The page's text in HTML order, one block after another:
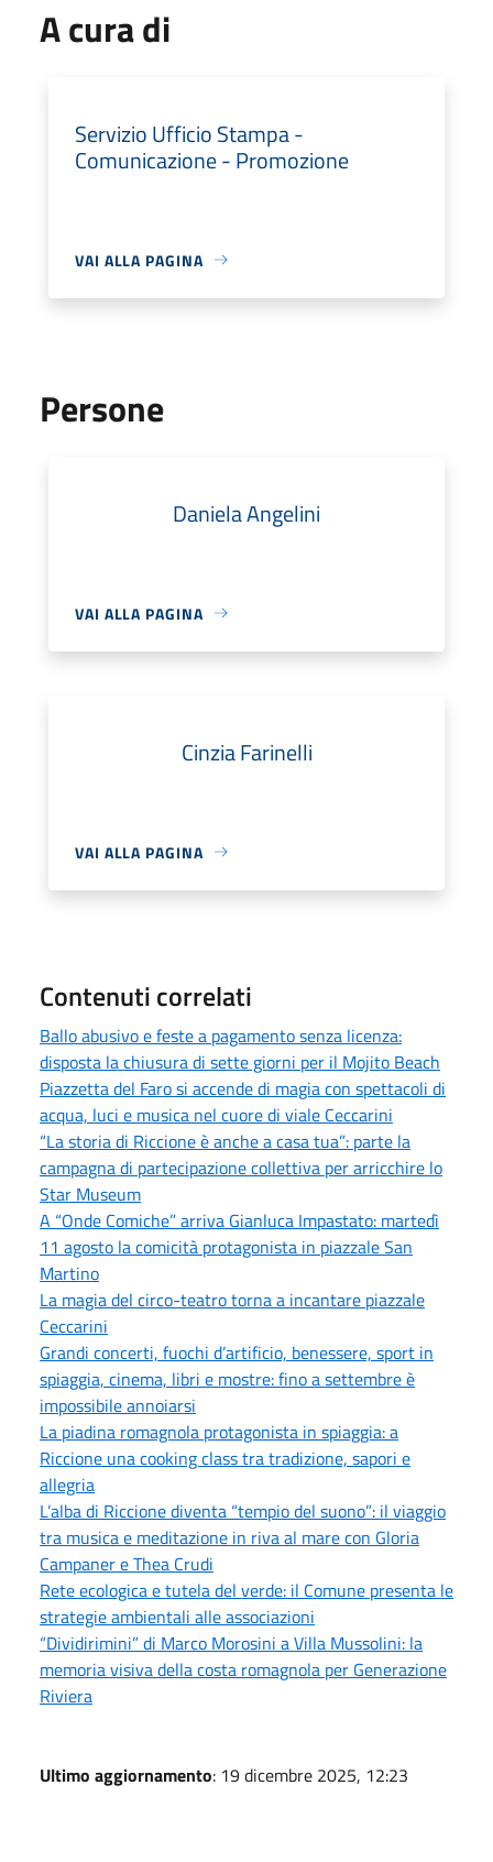
A cura di
Servizio Ufficio Stampa -
Comunicazione - Promozione
VAI ALLA PAGINA
Persone
Daniela Angelini
VAI ALLA PAGINA
Cinzia Farinelli
VAI ALLA PAGINA
Contenuti correlati
Ballo abusivo e feste a pagamento senza licenza:
disposta la chiusura di sette giorni per il Mojito Beach
Piazzetta del Faro si accende di magia con spettacoli di
acqua, luci e musica nel cuore di viale Ceccarini
“La storia di Riccione è anche a casa tua”: parte la
campagna di partecipazione collettiva per arricchire lo
Star Museum
A “Onde Comiche” arriva Gianluca Impastato: martedì
11 agosto la comicità protagonista in piazzale San
Martino
La magia del circo-teatro torna a incantare piazzale
Ceccarini
Grandi concerti, fuochi d’artificio, benessere, sport in
spiaggia, cinema, libri e mostre: fino a settembre è
impossibile annoiarsi
La piadina romagnola protagonista in spiaggia: a
Riccione una cooking class tra tradizione, sapori e
allegria
L’alba di Riccione diventa “tempio del suono”: il viaggio
tra musica e meditazione in riva al mare con Gloria
Campaner e Thea Crudi
Rete ecologica e tutela del verde: il Comune presenta le
strategie ambientali alle associazioni
“Dividirimini” di Marco Morosini a Villa Mussolini: la
memoria visiva della costa romagnola per Generazione
Riviera
Ultimo aggiornamento: 19 dicembre 2025, 12:23